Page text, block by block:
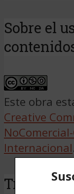
Sobre el
Este obra
Creative
Internacional
Traducir